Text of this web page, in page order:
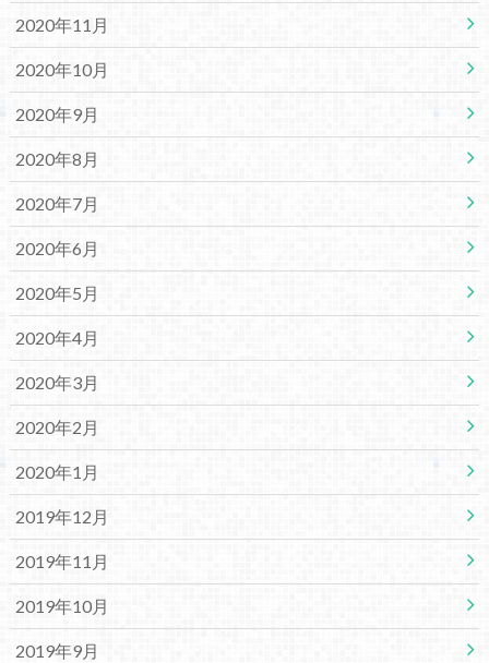
2020年11月
2020年10月
2020年9月
2020年8月
2020年7月
2020年6月
2020年5月
2020年4月
2020年3月
2020年2月
2020年1月
2019年12月
2019年11月
2019年10月
2019年9月